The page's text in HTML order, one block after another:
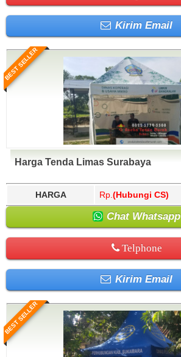
Kirim Email
BEST SELLER
Harga Tenda Limas Surabaya
HARGA Rp. (Hubungi CS)
Chat Whatsapp
Telphone
Kirim Email
BEST SELLER